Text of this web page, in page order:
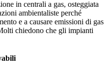
in centrali a gas, osteggiata
ambientaliste perché
e a causare emissioni di gas
chiedono che gli impianti